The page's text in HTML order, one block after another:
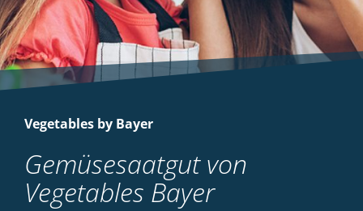
Vegetables by Bayer
Gemüsesaatgut von
Vegetables Bayer